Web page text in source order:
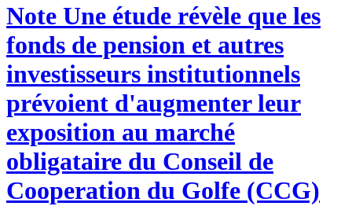
Note Une étude révèle que les
fonds de pension et autres
investisseurs institutionnels
prévoient d'augmenter leur
exposition au marché
obligataire du Conseil de
Cooperation du Golfe (CCG)